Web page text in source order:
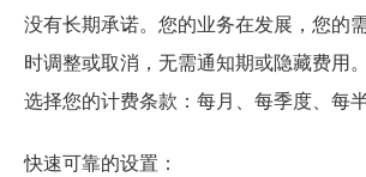
没有长期承诺。您的业务在发展，您的
时调整或取消，无需通知期或隐藏费用。
选择您的计费条款：每月、每季度、每半
快速可靠的设置：